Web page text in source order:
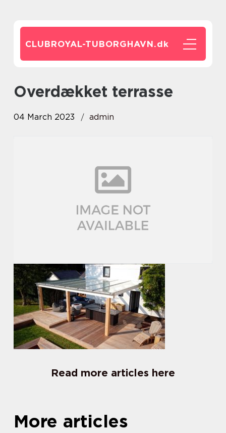
CLUBROYAL-TUBORGHAVN.dk
Overdækket terrasse
04 March 2023 admin
Read more articles here
More articles